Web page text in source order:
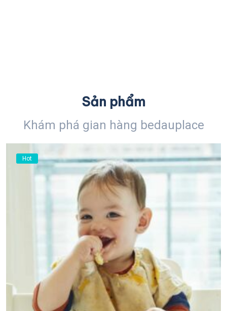
Sản phẩm
Khám phá gian hàng bedauplace
Hot